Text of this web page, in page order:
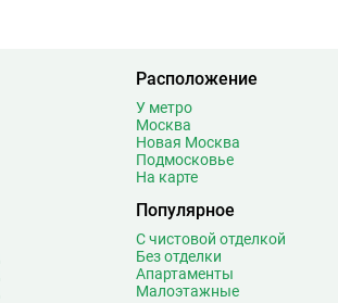
Расположение
У метро
Москва
Новая Москва
Подмосковье
На карте
Популярное
С чистовой отделкой
Без отделки
Апартаменты
Малоэтажные